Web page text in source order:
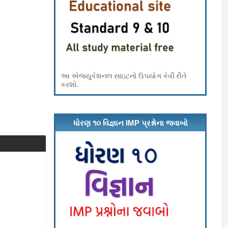
આ એજ્યુકેશનલ સાઇટનો ઉપયોગ કેવી રીતે
કરશો.
ધોરણ ૧૦ વિજ્ઞાન IMP પ્રશ્નોના જવાબો